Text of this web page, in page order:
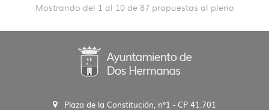
Mostrando del 1 al 10 de 87 propuestas al pleno
Plaza de la Constitución, n°1 - CP 41.701